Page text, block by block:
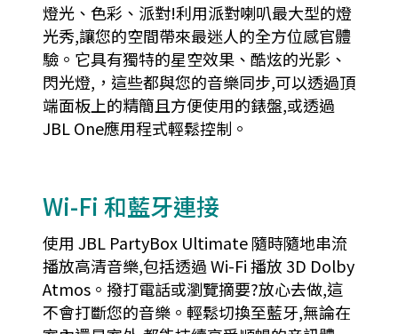
燈光、色彩、派對!利用派對喇叭最大型的燈
光秀,讓您的空間帶來最迷人的全方位感官體
驗。它具有獨特的星空效果、酷炫的光影、
閃光燈,，這些都與您的音樂同步,可以透過頂
端面板上的精簡且方便使用的錶盤,或透過
JBL One應用程式輕鬆控制。
Wi-Fi 和藍牙連接
使用 JBL PartyBox Ultimate 隨時隨地串流
播放高清音樂,包括透過 Wi-Fi 播放 3D Dolby
Atmos。撥打電話或瀏覽摘要?放心去做,這
不會打斷您的音樂。輕鬆切換至藍牙,無論在